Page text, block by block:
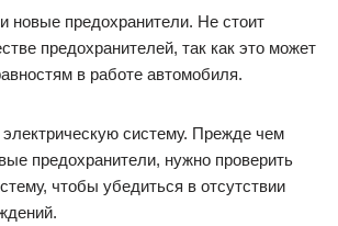
новые предохранители. Не стоит
предохранителей, так как это может
в работе автомобиля.
систему. Прежде чем
предохранители, нужно проверить
чтобы убедиться в отсутствии